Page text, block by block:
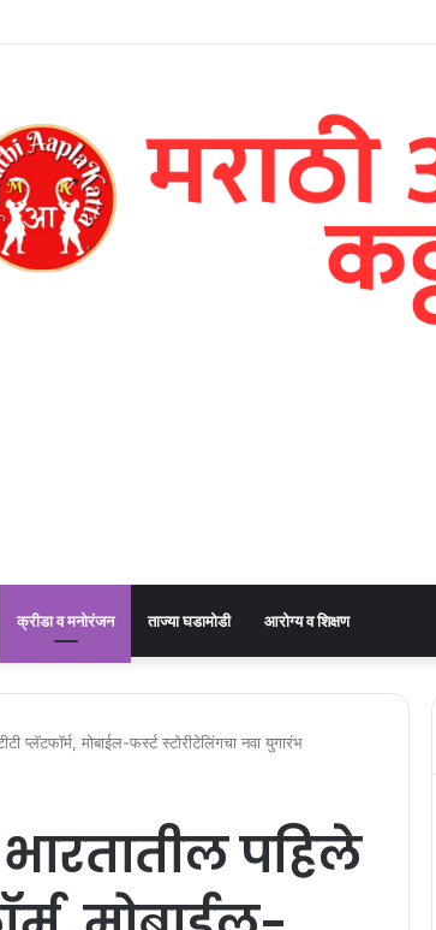
तमन्ना भाटिया – भव्य पोस्टर प्रदर्शित
क्रीडा व मनोरंजन ताज्या घडामोडी आरोग्य व शिक्षण
प्लॅटफॉर्म, मोबाईल-फर्स्ट स्टोरीटेलिंगचा नवा युगारंभ
पहिले